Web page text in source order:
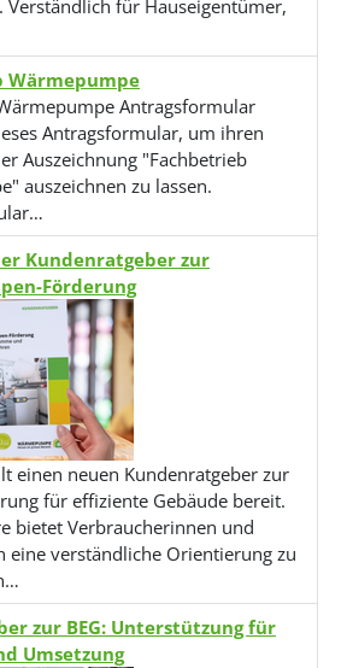
Verständlich für Haus­eigentümer,
Wärmepumpe
Antragsformular
Antragsformular, um ihren
Auszeichnung "Fachbetrieb
auszeichnen zu lassen.
Kundenratgeber zur
Förderung
einen neuen Kundenratgeber zur
für effiziente Gebäude bereit.
bietet Verbraucherinnen und
eine verständliche Orientierung zu
zur BEG: Unterstützung für
Umsetzung